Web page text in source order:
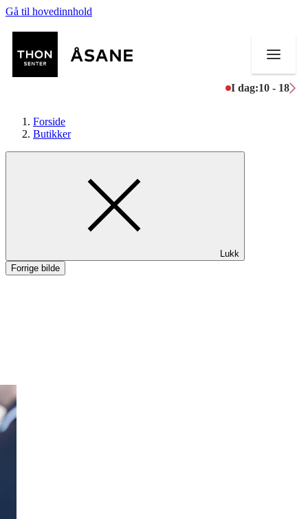
Gå til hovedinnhold
I dag:10 - 18
Mat og drikke
Aktiviteter
Forside
Butikker
Lukk
Forrige bilde